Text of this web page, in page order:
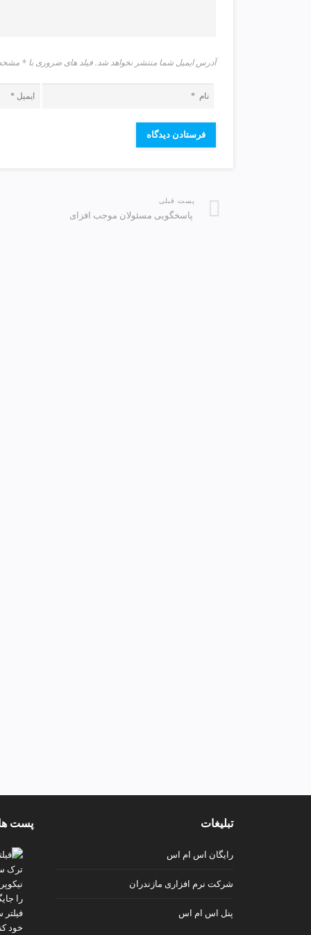
آدرس ایمیل شما منتشر نخواهد شد. فیلد های ضروری با *
پست قبلی
️ پاسخگویی مسئولان موجب افزای
تبلیغات
رایگان اس ام اس
شرکت نرم افزاری مازندران
پنل اس ام اس
پست